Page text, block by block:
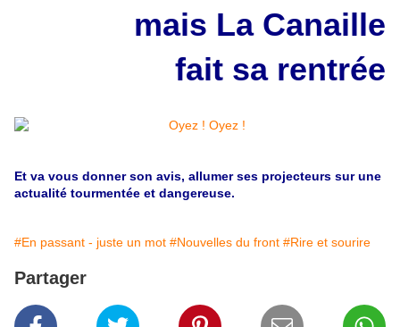
mais La Canaille
fait sa rentrée
Et va vous donner son avis, allumer ses projecteurs sur une
actualité tourmentée et dangereuse.
#En passant - juste un mot #Nouvelles du front #Rire et sourire
Partager